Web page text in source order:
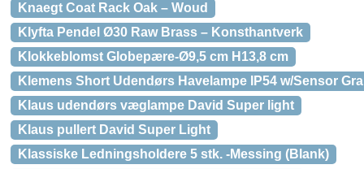
Knaegt Coat Rack Oak – Woud
Klyfta Pendel Ø30 Raw Brass – Konsthantverk
Klokkeblomst Globepære-Ø9,5 cm H13,8 cm
Klemens Short Udendørs Havelampe IP54 w/Sensor
Klaus udendørs væglampe David Super light
Klaus pullert David Super Light
Klassiske Ledningsholdere 5 stk. -Messing (Blank)